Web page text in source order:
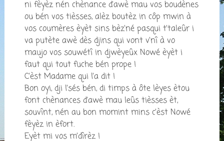
ni fèyèz nén chènance d’awè mau vos boudènes
ou bén vos tièsses, alèz boutèz in côp mwin à
vos coumères èyèt sins bèz’né pasqui t’taleûr i
va putète awè dès djins qui vont v’nî à vo
maujo vos souwétî in djwèyeûx Nowé èyèt i
faut qui tout fuche bén prope !
C’èst Madame qui l’a dit !
Bon oyi, dji l’sés bén, di timps à ôte lèyes ètou
font chènances d’awè mau leûs tièsses èt,
souvînt, nén au bon momint mins c’èst Nowé
fèyèz in èfort.
Eyèt mi vos m’dîrèz !